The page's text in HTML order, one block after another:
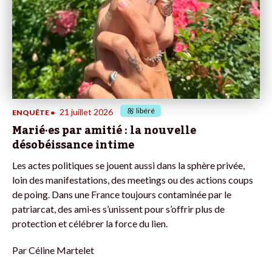
ENQUÊTE • 21 juillet 2026 libéré
Marié·es par amitié : la nouvelle
désobéissance intime
Les actes politiques se jouent aussi dans la sphère privée,
loin des manifestations, des meetings ou des actions coups
de poing. Dans une France toujours contaminée par le
patriarcat, des ami·es s’unissent pour s’offrir plus de
protection et célébrer la force du lien.
ParCéline Martelet